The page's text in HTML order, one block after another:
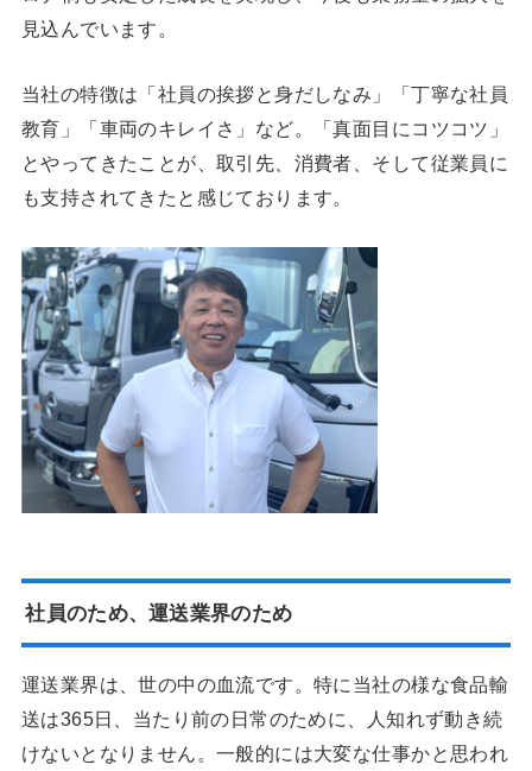
見込んでいます。
当社の特徴は「社員の挨拶と身だしなみ」「丁寧な社員
教育」「車両のキレイさ」など。「真面目にコツコツ」
とやってきたことが、取引先、消費者、そして従業員に
も支持されてきたと感じております。
社員のため、運送業界のため
運送業界は、世の中の血流です。特に当社の様な食品輸
送は365日、当たり前の日常のために、人知れず動き続
けないとなりません。一般的には大変な仕事かと思われ